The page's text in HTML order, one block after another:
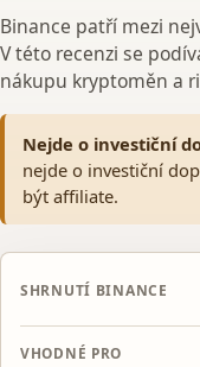
Binance patří mezi
V této recenzi se
nákupu kryptoměn a
Nejde o investiční
nejde o investiční
být affiliate.
SHRNUTÍ BINANCE
VHODNÉ PRO